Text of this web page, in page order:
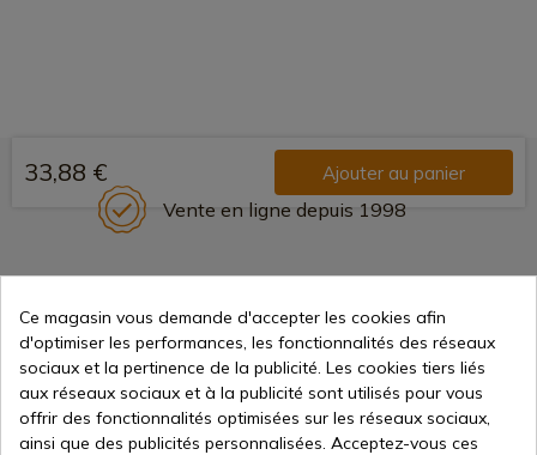
33,88 € Ajouter au panier
Vente en ligne depuis 1998
sécurisées
Expédition internationale
Ce magasin vous demande d'accepter les cookies afin
d'optimiser les performances, les fonctionnalités des réseaux
sociaux et la pertinence de la publicité. Les cookies tiers liés
aux réseaux sociaux et à la publicité sont utilisés pour vous
offrir des fonctionnalités optimisées sur les réseaux sociaux,
ainsi que des publicités personnalisées. Acceptez-vous ces